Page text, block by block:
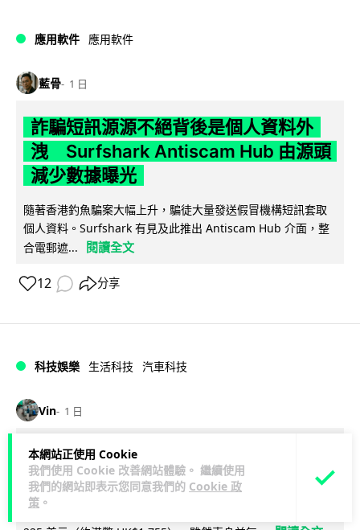
本網站正使用 Cookie
我們使用 Cookie 改善網站體驗。 繼續使用
我們的網站即表示您同意我們的 Cookie 政
策 。
應用軟件 應用軟件
藍骨 1 日
詐騙短訊源源不絕背後是個人資料外
洩 Surfshark Antiscam Hub 由源頭
減少數據曝光
隨著香港釣魚騙案大幅上升，騙徒大量發送假冒機構短訊套取
個人資料。Surfshark 有見及此推出 Antiscam Hub 介面，整
合電郵遮...
閱讀全文
12 分享
科技娛樂 生活科技 汽車科技
Vin 1 日
Tesla 無預警推出兒童車 無電池電機一
樣秒殺 炒至約港幣39萬
Tesla 無預警推出 Balance Bike for Kids 兒童平衡車，定價